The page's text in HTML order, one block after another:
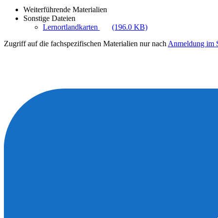
Weiterführende Materialien
Sonstige Dateien
Lernortlandkarten
(196.0 KB)
Zugriff auf die fachspezifischen Materialien nur nach Anmeldung im